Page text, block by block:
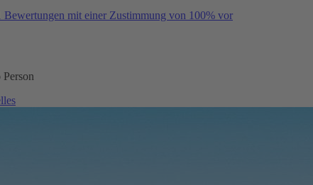
Bewertungen mit einer Zustimmung von 100% vor
Person